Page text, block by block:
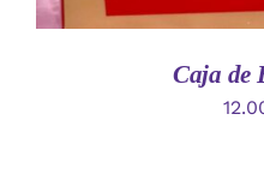
Caja de